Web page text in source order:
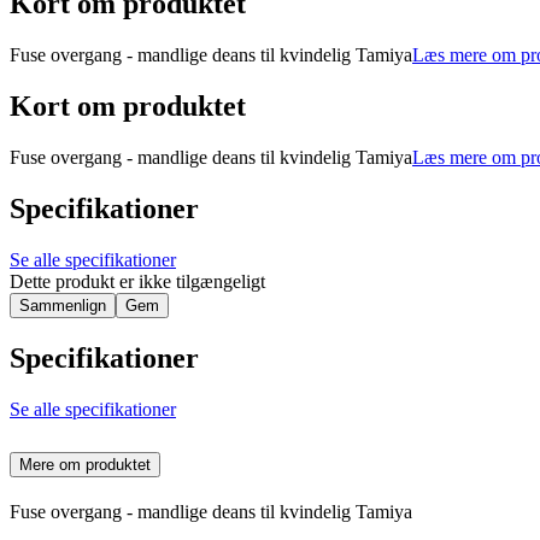
Fuse overgang - mandlige deans til kvindelig TamiyaLæs mere om
Kort om produktet
Fuse overgang - mandlige deans til kvindelig TamiyaLæs mere om
Specifikationer
Se alle specifikationer
Dette produkt er ikke tilgængeligt
Sammenlign Gem
Specifikationer
Se alle specifikationer
Mere om produktet
Fuse overgang - mandlige deans til kvindelig Tamiya